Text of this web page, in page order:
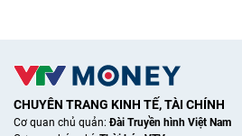
CHUYÊN TRANG KINH TẾ, TÀI CHÍNH
Cơ quan chủ quản:Đài Truyền hình Việt Nam